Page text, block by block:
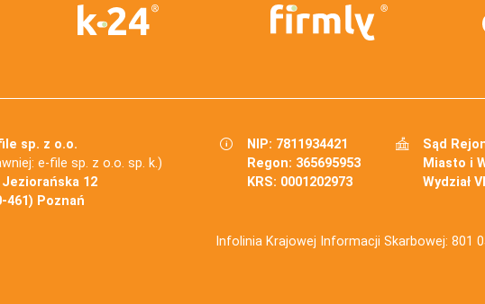
sp. z o.o.
e-file sp. z o.o. sp. k.)
12
461) Poznań
NIP: 7811934421
Regon: 365695953
KRS: 0001202973
Sąd
Miasto i
Wydział
Infolinia Krajowej Informacji Skarbowej: 801